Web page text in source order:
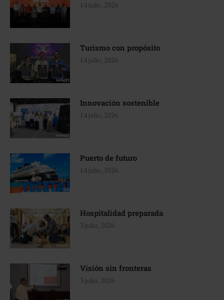
14 julio, 2026
Turismo con propósito
14 julio, 2026
Innovación sostenible
14 julio, 2026
Puerto de futuro
14 julio, 2026
Hospitalidad preparada
3 julio, 2026
Visión sin fronteras
3 julio, 2026